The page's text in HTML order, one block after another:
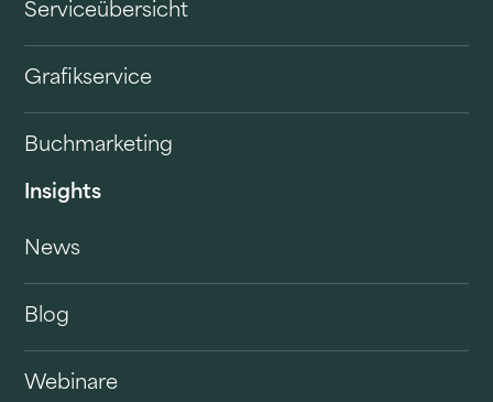
Serviceübersicht
Grafikservice
Buchmarketing
Insights
News
Blog
Webinare